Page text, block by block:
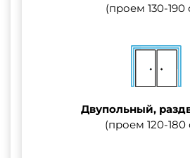
(проем 130-190
Двупольный,
(проем 120-180